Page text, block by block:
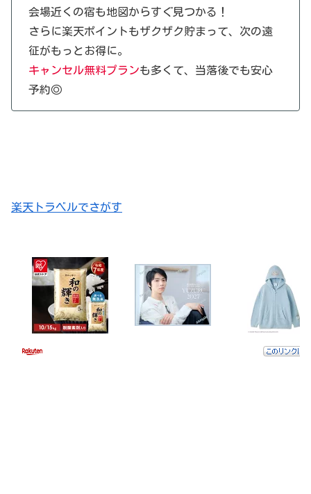
会場近くの宿も地図からすぐ見つかる！
さらに楽天ポイントもザクザク貯まって、次の遠
征がもっとお得に。
キャンセル無料プランも多くて、当落後でも安心
予約◎
楽天トラベルでさがす